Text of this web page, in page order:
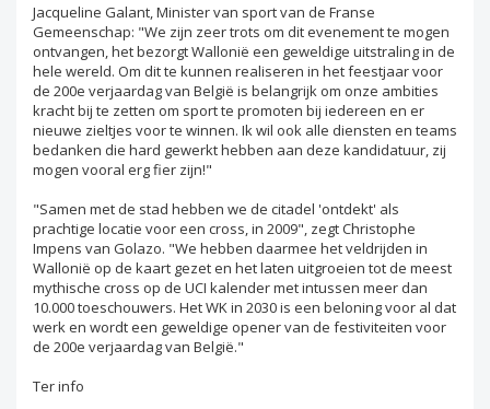
Jacqueline Galant, Minister van sport van de Franse
Gemeenschap: "We zijn zeer trots om dit evenement te mogen
ontvangen, het bezorgt Wallonië een geweldige uitstraling in de
hele wereld. Om dit te kunnen realiseren in het feestjaar voor
de 200e verjaardag van België is belangrijk om onze ambities
kracht bij te zetten om sport te promoten bij iedereen en er
nieuwe zieltjes voor te winnen. Ik wil ook alle diensten en teams
bedanken die hard gewerkt hebben aan deze kandidatuur, zij
mogen vooral erg fier zijn!"
"Samen met de stad hebben we de citadel 'ontdekt' als
prachtige locatie voor een cross, in 2009", zegt Christophe
Impens van Golazo. "We hebben daarmee het veldrijden in
Wallonië op de kaart gezet en het laten uitgroeien tot de meest
mythische cross op de UCI kalender met intussen meer dan
10.000 toeschouwers. Het WK in 2030 is een beloning voor al dat
werk en wordt een geweldige opener van de festiviteiten voor
de 200e verjaardag van België."
Ter info